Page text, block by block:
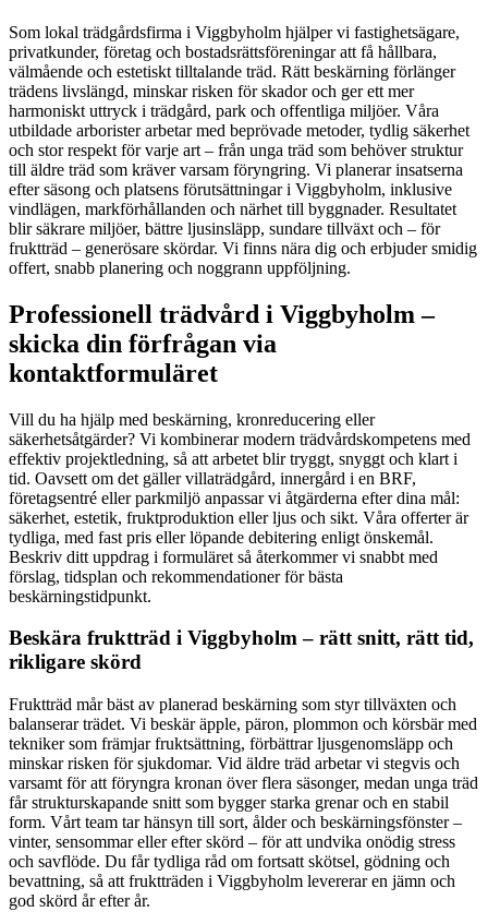
Som lokal trädgårdsfirma i Viggbyholm hjälper vi fastighetsägare,
privatkunder, företag och bostadsrättsföreningar att få hållbara,
välmående och estetiskt tilltalande träd. Rätt beskärning förlänger
trädens livslängd, minskar risken för skador och ger ett mer
harmoniskt uttryck i trädgård, park och offentliga miljöer. Våra
utbildade arborister arbetar med beprövade metoder, tydlig säkerhet
och stor respekt för varje art – från unga träd som behöver struktur
till äldre träd som kräver varsam föryngring. Vi planerar insatserna
efter säsong och platsens förutsättningar i Viggbyholm, inklusive
vindlägen, markförhållanden och närhet till byggnader. Resultatet
blir säkrare miljöer, bättre ljusinsläpp, sundare tillväxt och – för
fruktträd – generösare skördar. Vi finns nära dig och erbjuder smidig
offert, snabb planering och noggrann uppföljning.
Professionell trädvård i Viggbyholm –
skicka din förfrågan via
kontaktformuläret
Vill du ha hjälp med beskärning, kronreducering eller
säkerhetsåtgärder? Vi kombinerar modern trädvårds­kompetens med
effektiv projektledning, så att arbetet blir tryggt, snyggt och klart i
tid. Oavsett om det gäller villaträdgård, innergård i en BRF,
företagsentré eller parkmiljö anpassar vi åtgärderna efter dina mål:
säkerhet, estetik, fruktproduktion eller ljus och sikt. Våra offerter är
tydliga, med fast pris eller löpande debitering enligt önskemål.
Beskriv ditt uppdrag i formuläret så återkommer vi snabbt med
förslag, tidsplan och rekommendationer för bästa
beskärningstidpunkt.
Beskära fruktträd i Viggbyholm – rätt snitt, rätt tid,
rikligare skörd
Fruktträd mår bäst av planerad beskärning som styr tillväxten och
balanserar trädet. Vi beskär äpple, päron, plommon och körsbär med
tekniker som främjar fruktsättning, förbättrar ljusgenomsläpp och
minskar risken för sjukdomar. Vid äldre träd arbetar vi stegvis och
varsamt för att föryngra kronan över flera säsonger, medan unga träd
får strukturskapande snitt som bygger starka grenar och en stabil
form. Vårt team tar hänsyn till sort, ålder och beskärningsfönster –
vinter, sensommar eller efter skörd – för att undvika onödig stress
och savflöde. Du får tydliga råd om fortsatt skötsel, gödning och
bevattning, så att fruktträden i Viggbyholm levererar en jämn och
god skörd år efter år.